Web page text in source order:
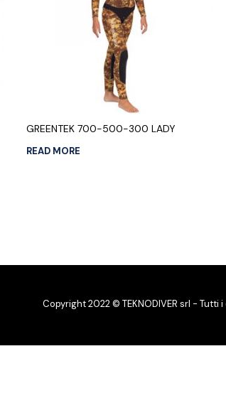
GREENTEK 700-500-300 LADY
READ MORE
Copyright 2022 © TEKNODIVER srl -